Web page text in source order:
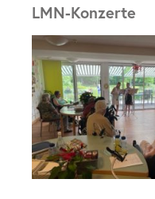
LMN-Konzerte